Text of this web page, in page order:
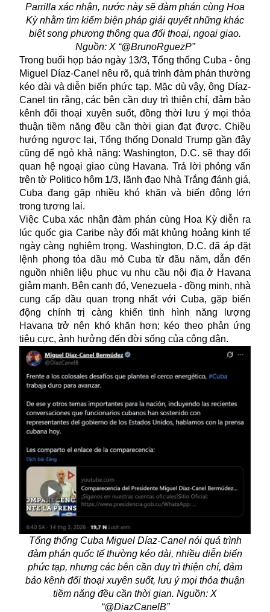
Parrilla xác nhận, nước này sẽ đàm phán cùng Hoa
Kỳ nhằm tìm kiếm biện pháp giải quyết những khác
biệt song phương thông qua đối thoại, ngoại giao.
Nguồn: X “@BrunoRguezP”
Trong buổi họp báo ngày 13/3, Tổng thống Cuba - ông
Miguel Díaz-Canel nêu rõ, quá trình đàm phán thường
kéo dài và diễn biến phức tạp. Mặc dù vậy, ông Díaz-
Canel tin rằng, các bên cần duy trì thiện chí, đảm bảo
kênh đối thoại xuyên suốt, đồng thời lưu ý mọi thỏa
thuận tiềm năng đều cần thời gian đạt được. Chiều
hướng ngược lại, Tổng thống Donald Trump gần đây
cũng để ngỏ khả năng: Washington, D.C. sẽ thay đổi
quan hệ ngoại giao cùng Havana. Trả lời phỏng vấn
trên tờ Politico hôm 1/3, lãnh đạo Nhà Trắng đánh giá,
Cuba đang gặp nhiều khó khăn và biến động lớn
trong tương lai.
Việc Cuba xác nhận đàm phán cùng Hoa Kỳ diễn ra
lúc quốc gia Caribe này đối mặt khủng hoảng kinh tế
ngày càng nghiêm trọng. Washington, D.C. đã áp đặt
lệnh phong tỏa dầu mỏ Cuba từ đầu năm, dẫn đến
nguồn nhiên liệu phục vụ nhu cầu nội địa ở Havana
giảm mạnh. Bên cạnh đó, Venezuela - đồng minh, nhà
cung cấp dầu quan trọng nhất với Cuba, gặp biến
động chính trị càng khiến tình hình năng lượng
Havana trở nên khó khăn hơn; kéo theo phản ứng
tiêu cực, ảnh hưởng đến đời sống của công dân.
Tổng thống Cuba Miguel Díaz-Canel nói quá trình
đàm phán quốc tế thường kéo dài, nhiều diễn biến
phức tạp, nhưng các bên cần duy trì thiện chí, đảm
bảo kênh đối thoại xuyên suốt, lưu ý mọi thỏa thuận
tiềm năng đều cần thời gian. Nguồn: X
“@DiazCanelB”